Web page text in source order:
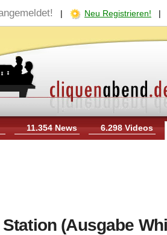
| Neu Registrieren!
11.354 News 6.298 Videos
(Ausgabe